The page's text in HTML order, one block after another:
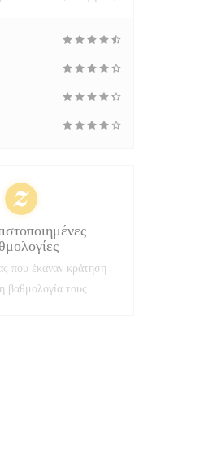
που έκαναν κράτηση
βαθμολογία τους